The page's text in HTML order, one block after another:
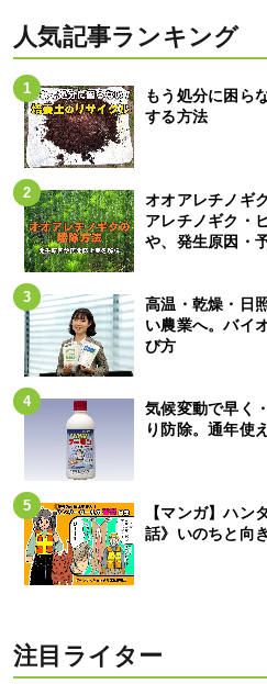
人気記事ランキング
もう処分に困ら
する方法
オオアレチノギ
アレチノギク・
や、発生原因・
高温・乾燥・日
い農業へ。バイ
び方
気候変動で早く
り防除。通年使
【マンガ】ハン
話》いのちと向
注目ライター